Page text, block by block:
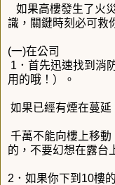
如果高樓發生了火
識，關鍵時刻必可救
(一)在公司
1．首先迅速找到消
用的哦！）。
如果已經有煙在蔓延
千萬不能向樓上移
的，不要幻想在露台
2．如果你下到10樓